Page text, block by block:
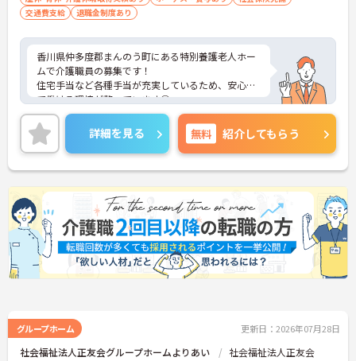
交通費支給
退職金制度あり
香川県仲多度郡まんのう町にある特別養護老人ホー
ムで介護職員の募集です！
住宅手当など各種手当が充実しているため、安心し
て働ける環境が整っています◎
また、昇給と計3.20ヵ月分の賞与実績があり、あな
たの頑張りがしっかり評価され、やりがいを持って
お仕事ができます！
ご興味ある方は面接ポイントをお伝えしますので、
お気軽にご連絡ください。
詳細を見る 無料 紹介してもらう
グループホーム 更新日：2026年07月28日
社会福祉法人正友会グループホームよりあい 社会福祉法人正友会